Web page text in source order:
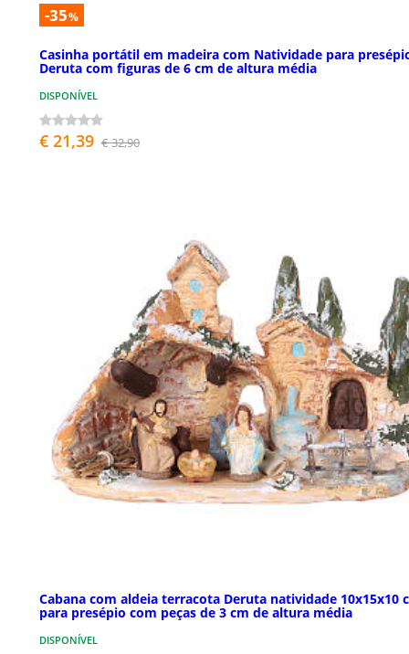
-35%
Casinha portátil em madeira com Natividade para
Deruta com figuras de 6 cm de altura média
DISPONÍVEL
€ 21,39 € 32,90
Cabana com aldeia terracota Deruta natividade 10x15x10
para presépio com peças de 3 cm de altura média
DISPONÍVEL